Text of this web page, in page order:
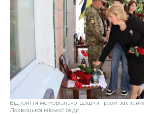
Відкриття меморіальної дошки трьом
Лохвицької міської ради